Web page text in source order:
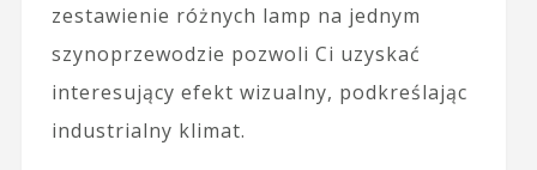
zestawienie różnych lamp na jednym
szynoprzewodzie pozwoli Ci uzyskać
interesujący efekt wizualny, podkreślając
industrialny klimat.